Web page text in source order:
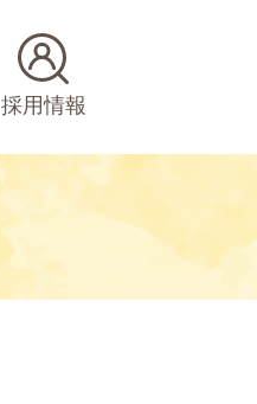
採用情報